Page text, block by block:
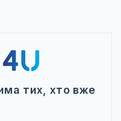
тих, хто вже